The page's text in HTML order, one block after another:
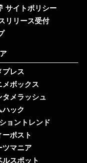
サイトポリシー
リリース受付
プレス
メボックス
タメラッシュ
ハック
ョントレンド
ポスト
ツマニア
スポット